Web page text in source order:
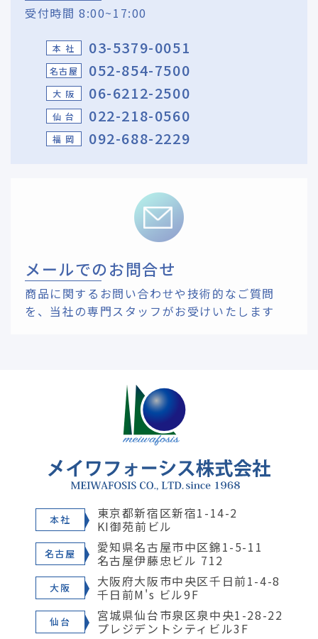
受付時間 8:00~17:00
本 社 03-5379-0051
名古屋 052-854-7500
大 阪 06-6212-2500
仙 台 022-218-0560
福 岡 092-688-2229
メールでのお問合せ
商品に関するお問い合わせや技術的なご質問
を、 当社の専門スタッフがお受けいたします
本社 東京都新宿区新宿1-14-2
KI御苑前ビル
名古屋 愛知県名古屋市中区錦1-5-11
名古屋伊藤忠ビル 712
大阪 大阪府大阪市中央区千日前1-4-8
千日前M's ビル9F
仙台 宮城県仙台市泉区泉中央1-28-22
プレジデントシティビル3F